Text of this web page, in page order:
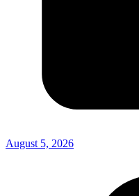
August 5, 2026